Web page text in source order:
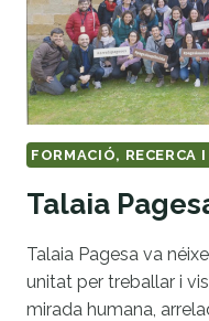
DEL
SISTEMA
FORMACIÓ, RECERCA
Talaia
Talaia Pagesa va
unitat per treballar i
mirada humana,